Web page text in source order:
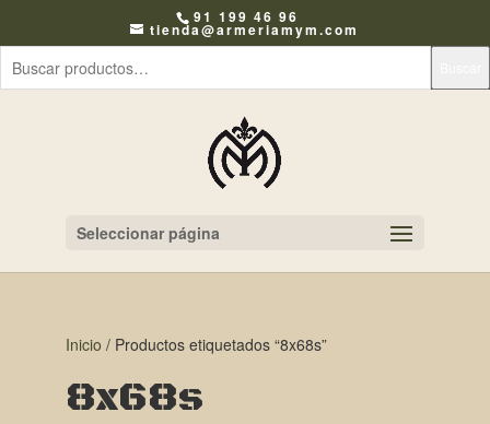
91 199 46 96
tienda@armeriamym.com
Seleccionar página
Inicio / Productos etiquetados “8x68s”
8x68s